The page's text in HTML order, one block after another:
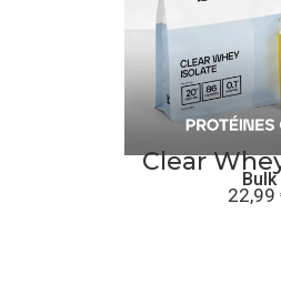
Clear
Bulk
22,99